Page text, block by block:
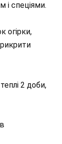
і спеціями.
огірки,
2 доби,